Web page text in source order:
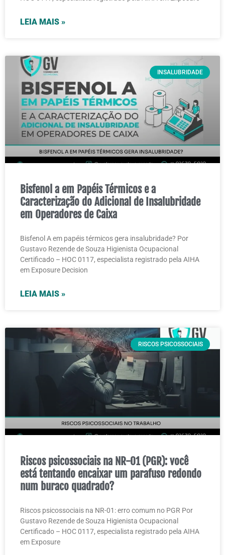
LEIA MAIS »
INSALUBRIDADE
Bisfenol a em Papéis Térmicos e a
Caracterização do Adicional de Insalubridade
em Operadores de Caixa
Bisfenol A em papéis térmicos gera insalubridade? Por
Gustavo Rezende de Souza Higienista Ocupacional
Certificado – HOC 0117, especialista registrado pela AIHA
em Exposure Decision
LEIA MAIS »
RISCOS PSICOSSOCIAIS
Riscos psicossociais na NR-01 (PGR): você
está tentando encaixar um parafuso redondo
num buraco quadrado?
Riscos psicossociais na NR-01: erro comum no PGR Por
Gustavo Rezende de Souza Higienista Ocupacional
Certificado – HOC 0117, especialista registrado pela AIHA
em Exposure